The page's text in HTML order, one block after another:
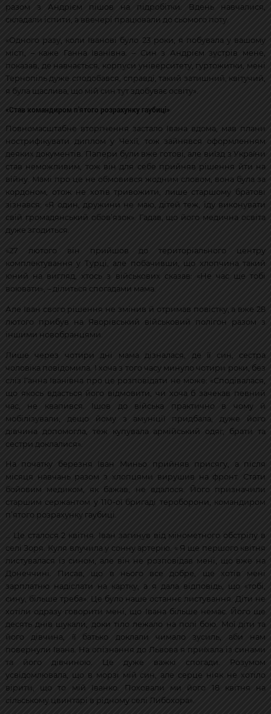
разом з Андрієм пішов на підробітки. Вдень навчалися,
складали іспити, а ввечері працювали до сьомого поту.
«Одного разу, коли Іванові було 23 роки, я побувала у вашому
місті, – каже Ганна Іванівна. – Син з Андрієм зустрів мене,
показав, де навчається, корпуси університету, гуртожитки, мені
Тернопіль дуже сподобався, справді, такий затишний, квітучий,
я була щаслива, що мій син тут здобуває освіту».
«Став командиром п’ятого розрахунку гаубиці»
Повномасштабне вторгнення застало Івана вдома, мав плани
нострифікувати диплом у Чехії, тож зайнявся оформленням
деяких документів. Папери були вже готові, але виїзд з України
став неможливим, тож він для себе прийняв рішення йти на
війну. Мамі про це не обмовився жодним словом, вона була за
кордоном, отож не хотів тривожити, лише старшому братові
зізнався: «Я один, дружини не маю, дітей теж, іду виконувати
свій громадянський обов’язок». Гадав, що його медична освіта
дуже згодиться.
«27 лютого він прийшов до територіального центру
комплектування у Турці, але побачивши, що хлопчина такий
юний на вигляд, хтось з військових сказав: «Не час ще тобі
воювати», – ділиться спогадами мама.
Але Іван свого рішення не змінив й отримав повістку, а вже 28
лютого прибув на Яворівський військовий полігон разом з
іншими новобранцями.
Лише через чотири дні мама дізналася, де її син, сестра
чоловіка повідомила. І хоча з того часу минуло чотири роки, без
сліз Ганна Іванівна про це розповідати не може: «Сподівалася,
що якось вдасться його відмовити, чи хоча б зачекав певний
час, не квапився. Ішов до війська практично в чому й
мобілізували, дещо йому з амуніції придбала, дуже його
дівчина допомогла, теж купувала армійський одяг, брати та
сестри доклалися».
На початку березня Іван Миньо прийняв присягу, а після
місяця навчань разом з хлопцями вирушив на фронт. Стати
бойовим медиком, як бажав, не вдалося. Його призначили
старшим сержантом у 110-ої бригаді тероборони, командиром
п’ятого розрахунку гаубиці.
… Це сталося 2 квітня. Іван загинув від мінометного обстрілу в
селі Зоря. Куля влучила у сонну артерію. « Я ще першого квітня
листувалася із сином, але він не розповідав мені, що вже на
Донеччині. Писав, що в нього все добре, ще хотів мені
зарплатню надіслати на картку, а я дала відповідь, що «тобі,
сину, більше треба». Це було наше останнє листування. Діти не
хотіли одразу говорити мені, що Івана більше немає. Його ще
десять днів шукали, доки тіло лежало на полі бою. Мої діти та
його дівчина, її батько доклали чимало зусиль, аби нам
повернули Івана. На опізнання до Львова я приїхала із синами
та його дівчиною. Це дуже важкі спогади. Розумом
усвідомлювала, що в морзі мій син, але серце ніяк не хотіло
вірити, що то мій Іванко. Поховали ми його 18 квітня на
сільському цвинтарі в рідному селі Либохора».